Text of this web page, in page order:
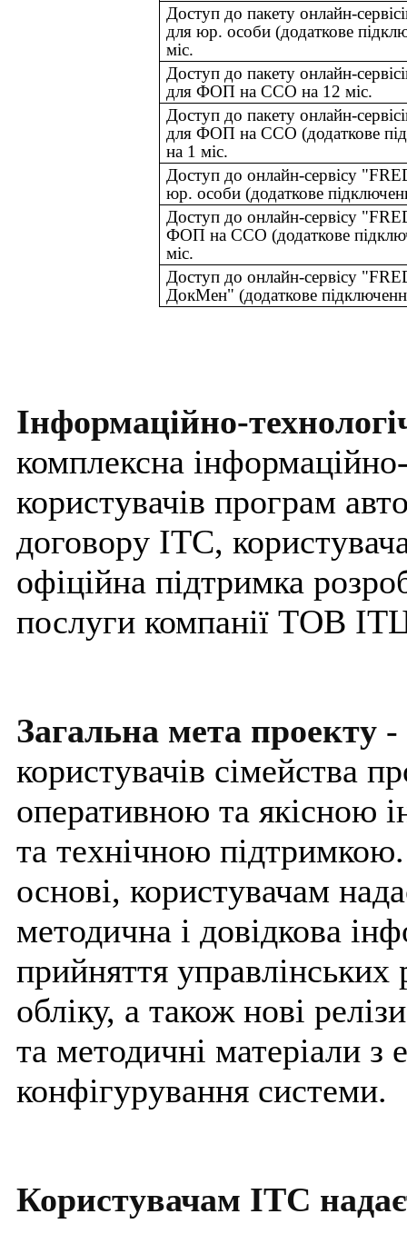
Доступ до пакету онлайн-
для юр. особи (додаткове
міс.
Доступ до пакету онлайн-
для ФОП на ССО на 12 міс.
Доступ до пакету онлайн-
для ФОП на ССО (додаткове
на 1 міс.
Доступ до онлайн-сервісу
юр. особи (додаткове
Доступ до онлайн-сервісу
ФОП на ССО (додаткове
міс.
Доступ до онлайн-сервісу
ДокМен" (додаткове
Інформаційно-
комплексна
користувачів програм
договору ІТС,
офіційна підтримка
послуги компанії ТОВ
Загальна мета проекту -
користувачів сімейства
оперативною та якісною
та технічною
основі, користувачам
методична і довідкова
прийняття управлінських
обліку, а також нові
та методичні матеріали з
конфігурування системи.
Користувачам ІТС